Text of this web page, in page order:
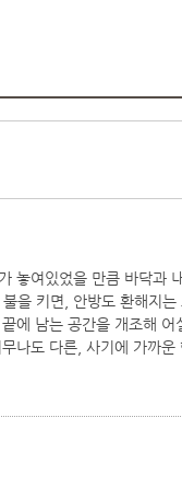
여있었을 만큼 바닥과
을 키면, 안방도 환해지
에 남는 공간을 개조해
나도 다른, 사기에 가까